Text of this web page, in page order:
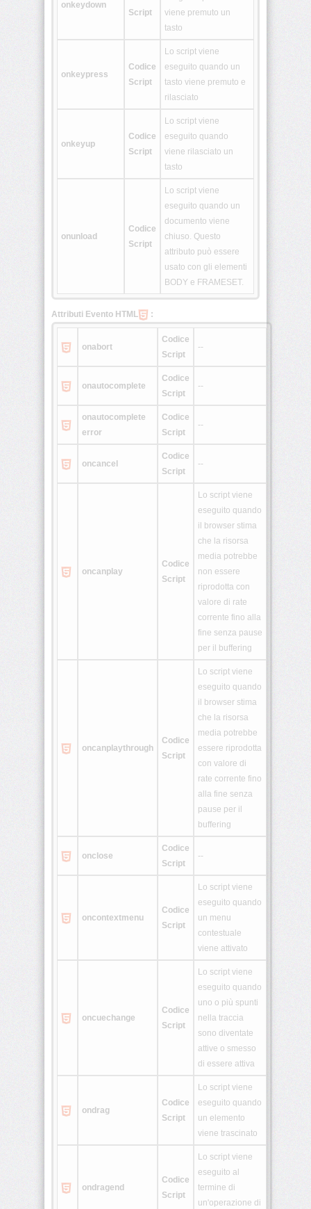
<output>
<rt>
<rtc>
<ruby>
<section>
Home
CSS
PHP
liquid
Whois
onkeydown
Script
viene premuto un
tasto
onkeypress
Codice
Script
Lo script viene
eseguito quando un
tasto viene premuto e
rilasciato
onkeyup
Codice
Script
Lo script viene
eseguito quando
viene rilasciato un
tasto
onunload
Codice
Script
Lo script viene
eseguito quando un
documento viene
chiuso. Questo
attributo può essere
usato con gli elementi
BODY e FRAMESET.
Attributi Evento HTML :
onabort
Codice
Script
--
onautocomplete
Codice
Script
--
onautocomplete
error
Codice
Script
--
oncancel
Codice
Script
--
oncanplay
Codice
Script
Lo script viene
eseguito quando
il browser stima
che la risorsa
media potrebbe
non essere
riprodotta con
valore di rate
corrente fino alla
fine senza pause
per il buffering
oncanplaythrough
Codice
Script
Lo script viene
eseguito quando
il browser stima
che la risorsa
media potrebbe
essere riprodotta
con valore di
rate corrente fino
alla fine senza
pause per il
buffering
onclose
Codice
Script
--
oncontextmenu
Codice
Script
Lo script viene
eseguito quando
un menu
contestuale
viene attivato
oncuechange
Codice
Script
Lo script viene
eseguito quando
uno o più spunti
nella traccia
sono diventate
attive o smesso
di essere attiva
ondrag
Codice
Script
Lo script viene
eseguito quando
un elemento
viene trascinato
ondragend
Codice
Script
Lo script viene
eseguito al
termine di
un'operazione di